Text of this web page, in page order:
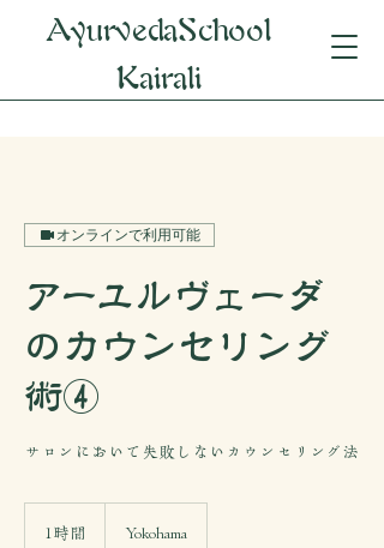
AyurvedaSchool
Kairali
オンラインで利用可能
アーユルヴェーダ
のカウンセリング
術④
サロンにおいて失敗しないカウンセリング法
1時間 Yokohama